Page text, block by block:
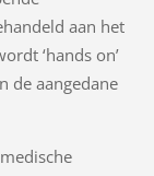
aan het
‘hands on’
de aangedane